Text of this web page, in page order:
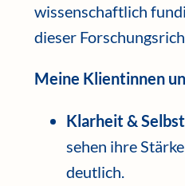
wissenschaftlich
dieser
Meine Klientinnen
Klarheit &
sehen ihre
deutlich.